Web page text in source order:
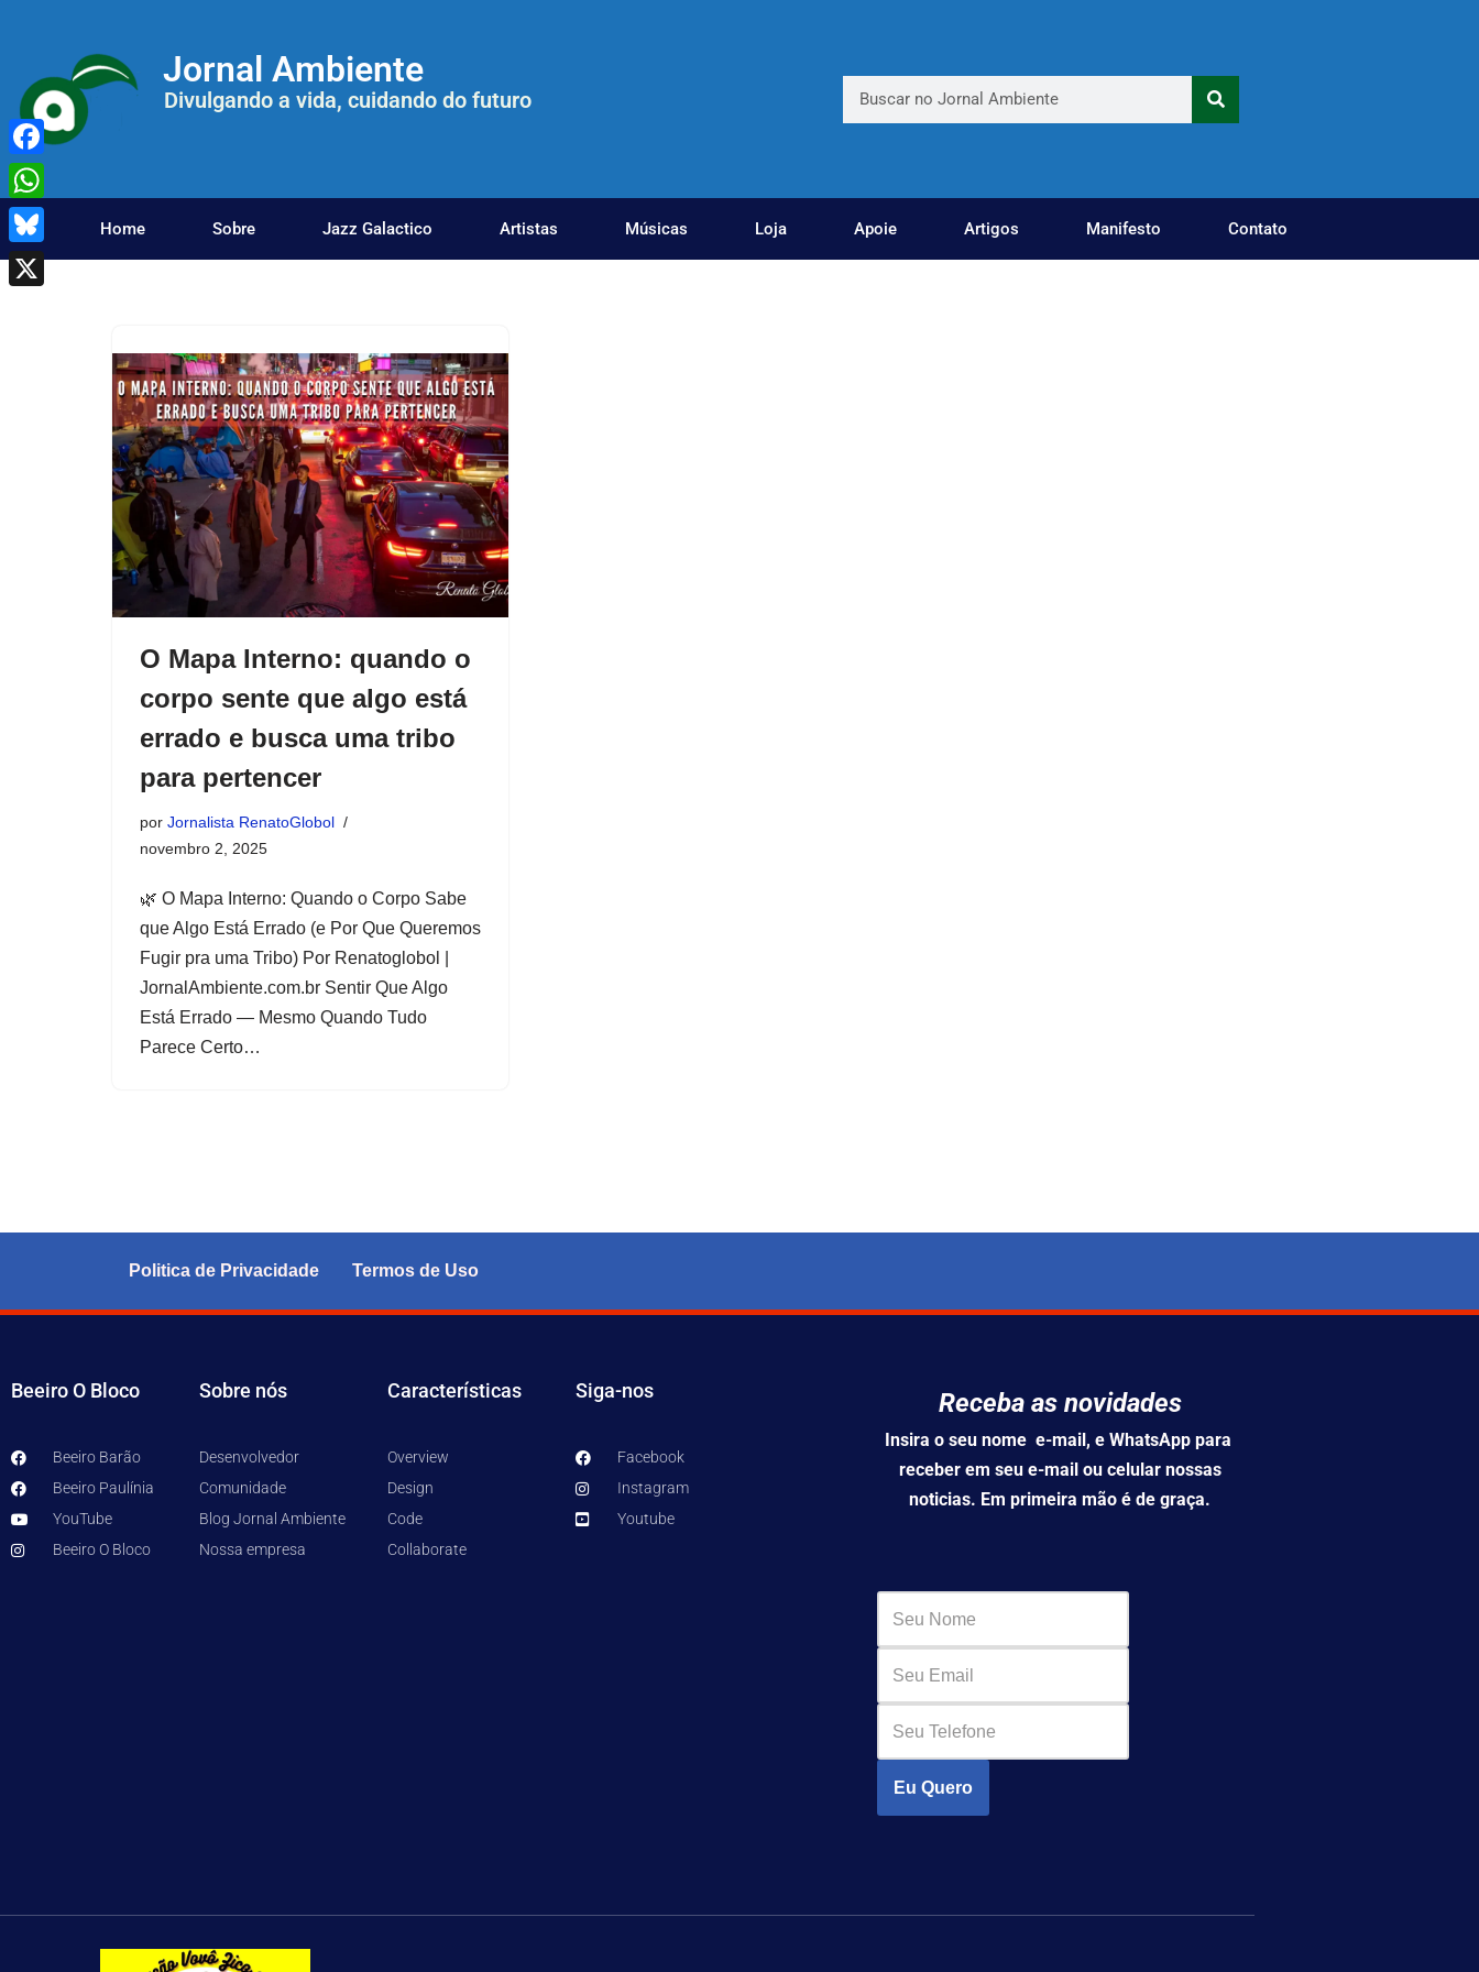
para
o
conteúdo
Jornal Ambiente
Divulgando a vida, cuidando do futuro
Home Sobre Jazz Galactico Artistas Músicas Loja Apoie Artigos Manifesto Contato
O Mapa Interno: quando o
corpo sente que algo está
errado e busca uma tribo
para pertencer
por Jornalista RenatoGlobol
novembro 2, 2025
🌿 O Mapa Interno: Quando o Corpo Sabe
que Algo Está Errado (e Por Que Queremos
Fugir pra uma Tribo) Por Renatoglobol |
JornalAmbiente.com.br Sentir Que Algo
Está Errado — Mesmo Quando Tudo
Parece Certo…
Politica de Privacidade Termos de Uso
Beeiro O Bloco
Beeiro Barão
Beeiro Paulínia
YouTube
Beeiro O Bloco
Sobre nós
Desenvolvedor
Comunidade
Blog Jornal Ambiente
Nossa empresa
Características
Overview
Design
Code
Collaborate
Siga-nos
Facebook
Instagram
Youtube
Receba as novidades
Insira o seu nome e-mail, e WhatsApp para
receber em seu e-mail ou celular nossas
noticias. Em primeira mão é de graça.
Eu Quero
Facebook
WhatsApp
Bluesky